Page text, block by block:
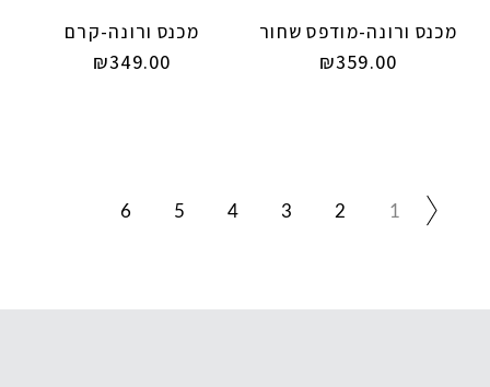
מכנס ורונה-מודפס שחור
₪359.00
מכנס ורונה-קרם
₪349.00
1
2
3
4
5
6